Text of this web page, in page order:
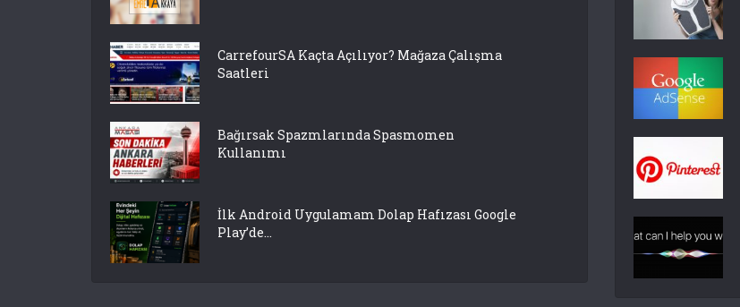
CarrefourSA Kaçta Açılıyor? Mağaza Çalışma
Saatleri
Bağırsak Spazmlarında Spasmomen
Kullanımı
İlk Android Uygulamam Dolap Hafızası Google
Play’de...